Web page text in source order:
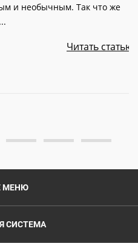
и необычным. Так что же
Читать статью
МЕНЮ
СИСТЕМА